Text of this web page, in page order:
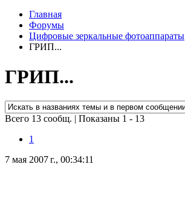
Главная
Форумы
Цифровые зеркальные фотоаппараты
ГРИП...
ГРИП...
Всего 13 сообщ. | Показаны 1 - 13
1
7 мая 2007 г., 00:34:11